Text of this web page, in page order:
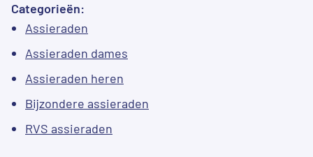
Categorieën:
Assieraden
Assieraden dames
Assieraden heren
Bijzondere assieraden
RVS assieraden